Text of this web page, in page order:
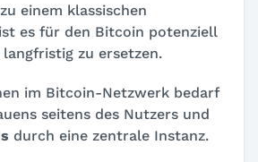
einem klassischen
es für den Bitcoin potenziell
langfristig zu ersetzen.
im Bitcoin-Netzwerk bedarf
seitens des Nutzers und
durch eine zentrale Instanz.